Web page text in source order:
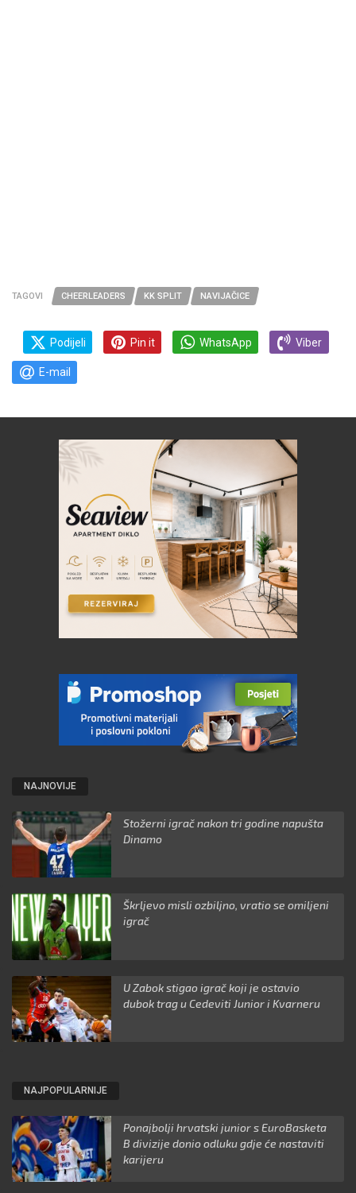
TAGOVI CHEERLEADERS KK SPLIT NAVIJAČICE
Podijeli Pin it WhatsApp Viber
E-mail
NAJNOVIJE
Stožerni igrač nakon tri godine napušta
Dinamo
Škrljevo misli ozbiljno, vratio se omiljeni
igrač
U Zabok stigao igrač koji je ostavio
dubok trag u Cedeviti Junior i Kvarneru
NAJPOPULARNIJE
Ponajbolji hrvatski junior s EuroBasketa
B divizije donio odluku gdje će nastaviti
karijeru